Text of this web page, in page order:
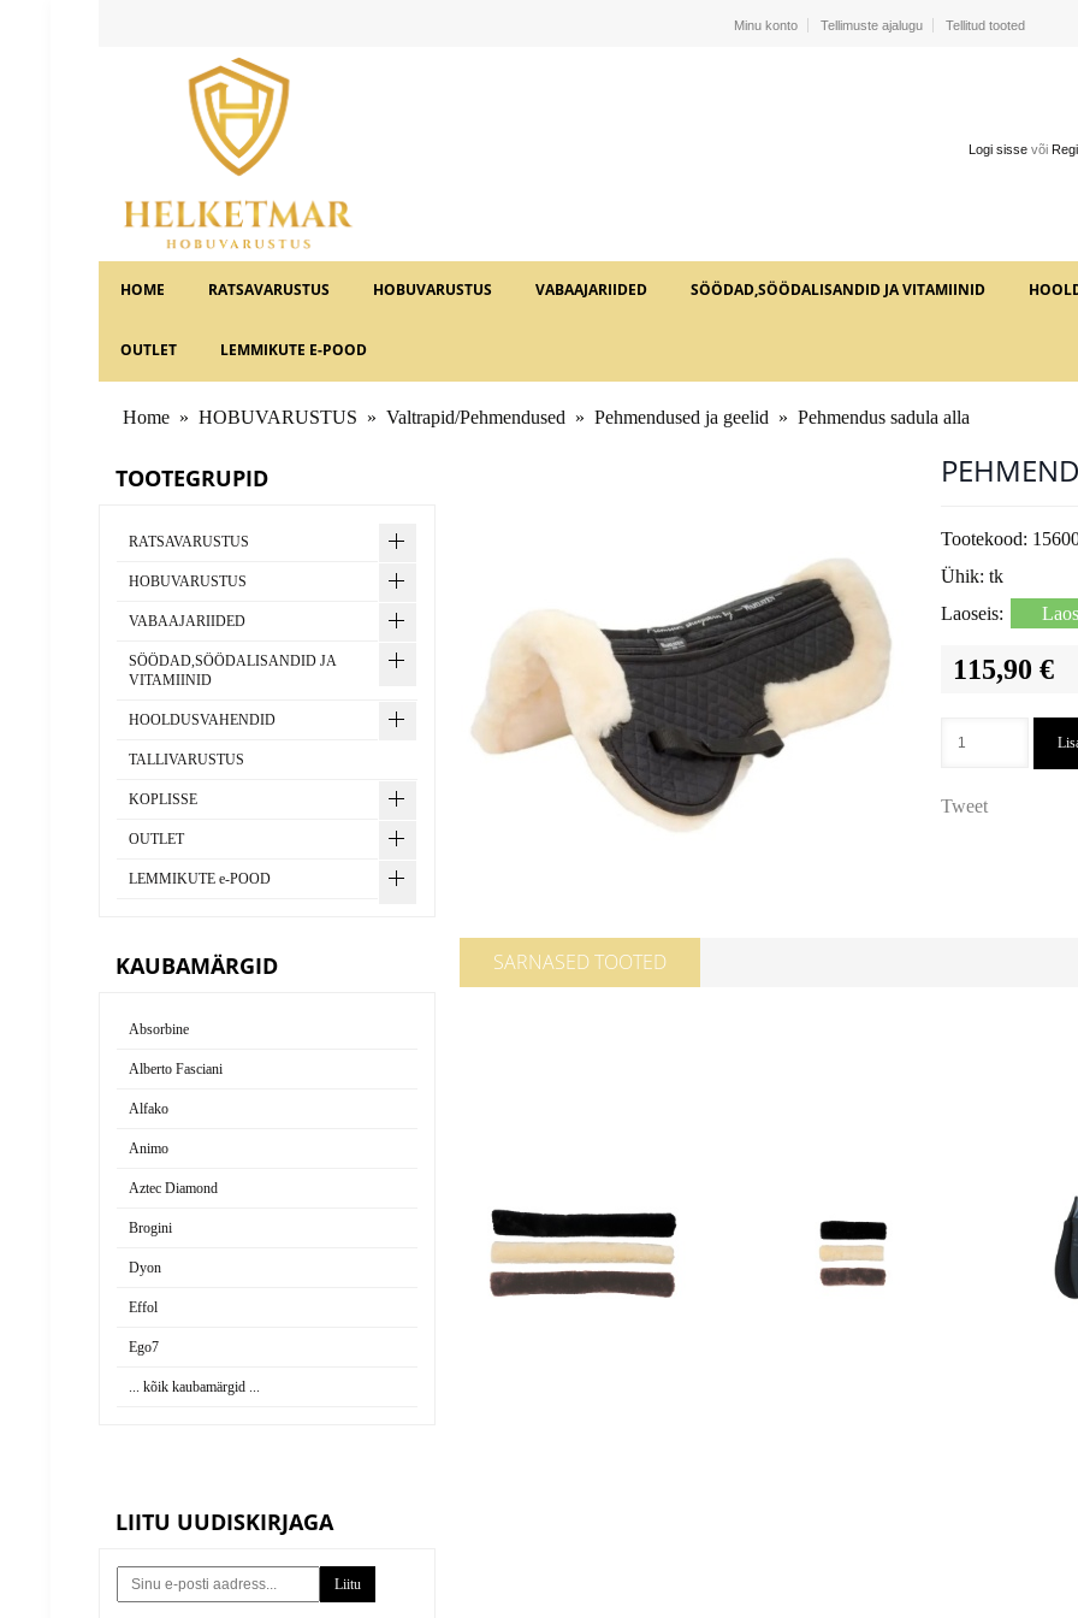
Minu konto Tellimuste ajalugu Tellitud tooted
Logi sisse või
HOME RATSAVARUSTUS HOBUVARUSTUS VABAAJARIIDED SÖÖDAD,SÖÖDALISANDID JA VITAMIINID
OUTLET LEMMIKUTE E-POOD
Home » HOBUVARUSTUS » Valtrapid/Pehmendused » Pehmendused ja geelid » Pehmendus sadula alla
Tootekood:
Ühik: tk
Laoseis:
Laos
115,90 €
Tweet
SARNASED TOOTED
TOOTEGRUPID
RATSAVARUSTUS
HOBUVARUSTUS
VABAAJARIIDED
SÖÖDAD,SÖÖDALISANDID JA
VITAMIINID
HOOLDUSVAHENDID
TALLIVARUSTUS
KOPLISSE
OUTLET
LEMMIKUTE e-POOD
KAUBAMÄRGID
Absorbine
Alberto Fasciani
Alfako
Animo
Aztec Diamond
Brogini
Dyon
Effol
Ego7
... kõik kaubamärgid ...
LIITU UUDISKIRJAGA
Liitu